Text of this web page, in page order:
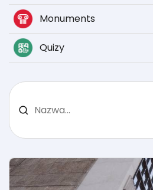
Monuments
Quizy